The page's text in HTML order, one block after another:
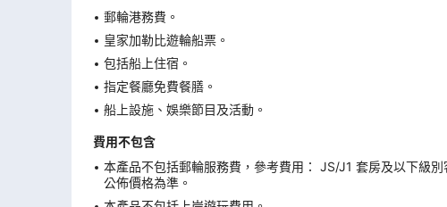
郵輪港務費。
皇家加勒比遊輪船票。
包括船上住宿。
指定餐廳免費餐膳。
船上設施、娛樂節目及活動。
費用不包含
本產品不包括郵輪服務費，參考費用： JS/J1 套房及以下級
公佈價格為準。